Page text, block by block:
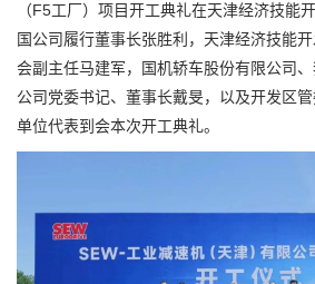
（F5工厂）项目开工典礼在天津经济技能
国公司履行董事长张胜利，天津经济技能
会副主任马建军，国机轿车股份有限公司
公司党委书记、董事长戴旻，以及开发区
单位代表到会本次开工典礼。